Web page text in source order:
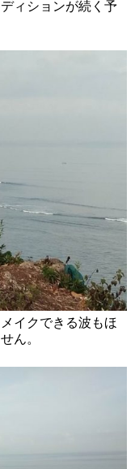
ィションが続く予
イクできる波もほ
ん。